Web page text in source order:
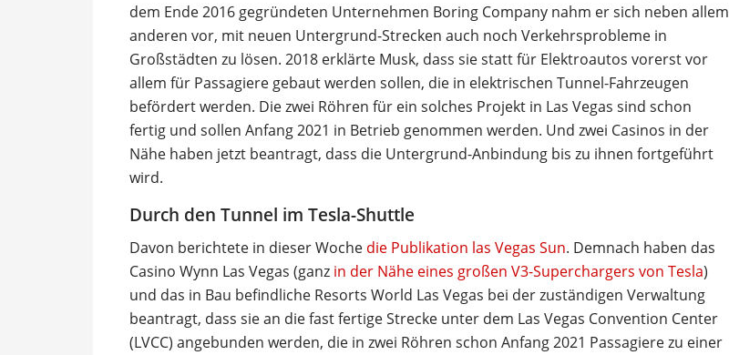
dem Ende 2016 gegründeten Unternehmen Boring Company nahm er sich neben allem
anderen vor, mit neuen Untergrund-Strecken auch noch Verkehrsprobleme in
Großstädten zu lösen. 2018 erklärte Musk, dass sie statt für Elektroautos vorerst vor
allem für Passagiere gebaut werden sollen, die in elektrischen Tunnel-Fahrzeugen
befördert werden. Die zwei Röhren für ein solches Projekt in Las Vegas sind schon
fertig und sollen Anfang 2021 in Betrieb genommen werden. Und zwei Casinos in der
Nähe haben jetzt beantragt, dass die Untergrund-Anbindung bis zu ihnen fortgeführt
wird.
Durch den Tunnel im Tesla-Shuttle
Davon berichtete in dieser Woche die Publikation las Vegas Sun. Demnach haben das
Casino Wynn Las Vegas (ganz in der Nähe eines großen V3-Superchargers von Tesla)
und das in Bau befindliche Resorts World Las Vegas bei der zuständigen Verwaltung
beantragt, dass sie an die fast fertige Strecke unter dem Las Vegas Convention Center
(LVCC) angebunden werden, die in zwei Röhren schon Anfang 2021 Passagiere zu einer